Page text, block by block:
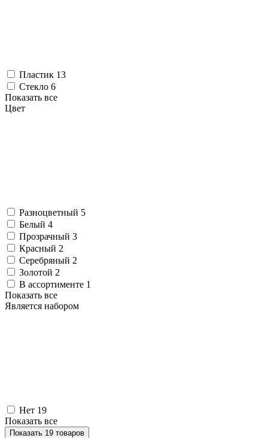
Пластик 13
Стекло 6
Показать все
Цвет
Разноцветный 5
Белый 4
Прозрачный 3
Красный 2
Серебряный 2
Золотой 2
В ассортименте 1
Показать все
Является набором
Нет 19
Показать все
Показать 19 товаров